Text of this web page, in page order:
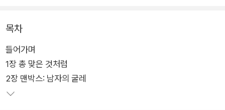
며 과시와 경쟁의 논리, 조롱과 모멸의 언어, 음주와 호색의 타성
으로 점철된 남성집단의 문화와 그에 따른 남성들의 인간관계 문
제를 성찰적으로 파고든다.
타인과의 진솔한 대화와 정서적 공감에 미숙한 남성 개인들을 만
들어낸 사회·문화적 환경을 영국 작가 특유의 이지적 유머와 풍자
목차
들어가며
1장 총 맞은 것처럼
2장 맨박스: 남자의 굴레